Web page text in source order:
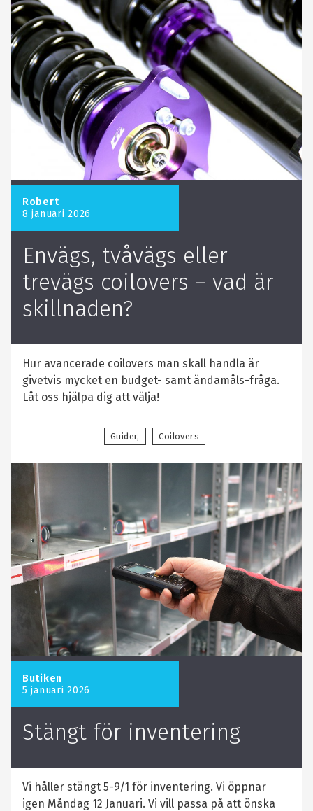
Robert
8 januari 2026
Envägs, tvåvägs eller
trevägs coilovers – vad är
skillnaden?
Hur avancerade coilovers man skall handla är
givetvis mycket en budget- samt ändamåls-fråga.
Låt oss hjälpa dig att välja!
Guider Coilovers
Butiken
5 januari 2026
Stängt för inventering
Vi håller stängt 5-9/1 för inventering. Vi öppnar
igen Måndag 12 Januari. Vi vill passa på att önska